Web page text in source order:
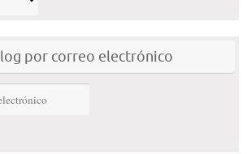
por correo electrónico